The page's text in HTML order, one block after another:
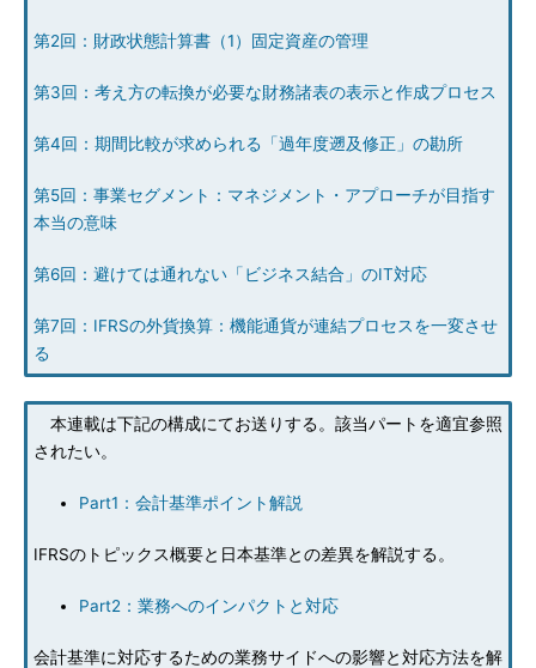
第2回：財政状態計算書（1）固定資産の管理
第3回：考え方の転換が必要な財務諸表の表示と作成プロセス
第4回：期間比較が求められる「過年度遡及修正」の勘所
第5回：事業セグメント：マネジメント・アプローチが目指す
本当の意味
第6回：避けては通れない「ビジネス結合」のIT対応
第7回：IFRSの外貨換算：機能通貨が連結プロセスを一変させ
る
本連載は下記の構成にてお送りする。該当パートを適宜参照
されたい。
Part1：会計基準ポイント解説
IFRSのトピックス概要と日本基準との差異を解説する。
Part2：業務へのインパクトと対応
会計基準に対応するための業務サイドへの影響と対応方法を解